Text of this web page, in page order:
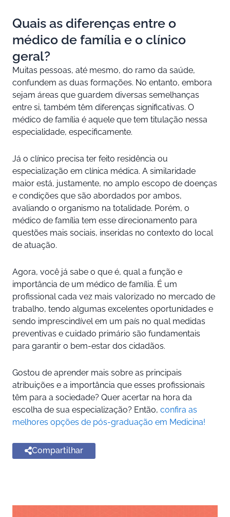
Quais as diferenças entre o
médico de família e o clínico
geral?
Muitas pessoas, até mesmo, do ramo da saúde,
confundem as duas formações. No entanto, embora
sejam áreas que guardem diversas semelhanças
entre si, também têm diferenças significativas. O
médico de família é aquele que tem titulação nessa
especialidade, especificamente.
Já o clínico precisa ter feito residência ou
especialização em clínica médica. A similaridade
maior está, justamente, no amplo escopo de doenças
e condições que são abordados por ambos,
avaliando o organismo na totalidade. Porém, o
médico de família tem esse direcionamento para
questões mais sociais, inseridas no contexto do local
de atuação.
Agora, você já sabe o que é, qual a função e
importância de um médico de família. É um
profissional cada vez mais valorizado no mercado de
trabalho, tendo algumas excelentes oportunidades e
sendo imprescindível em um país no qual medidas
preventivas e cuidado primário são fundamentais
para garantir o bem-estar dos cidadãos.
Gostou de aprender mais sobre as principais
atribuições e a importância que esses profissionais
têm para a sociedade? Quer acertar na hora da
escolha de sua especialização? Então, confira as
melhores opções de pós-graduação em Medicina!
Compartilhar